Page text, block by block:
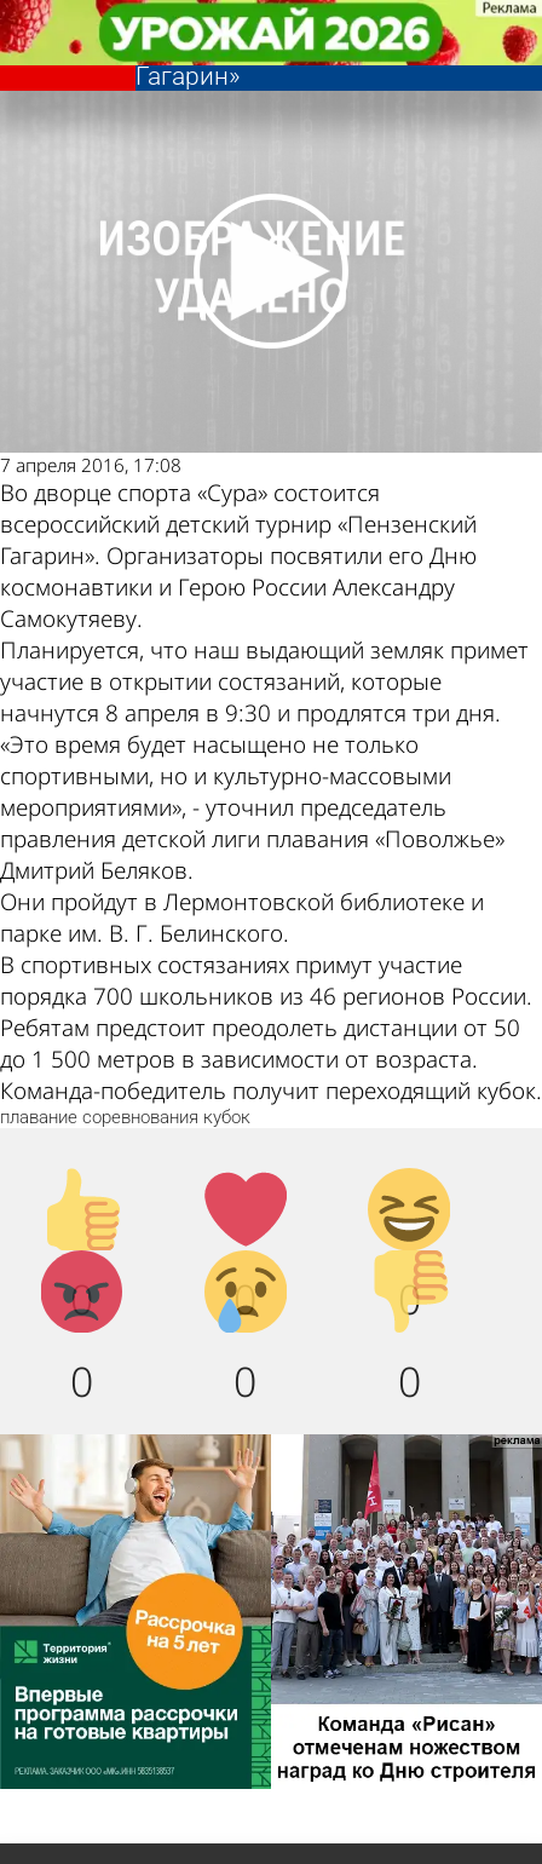
Более 700 пловцов примут
участие турнире «Пензенский
Гагарин»
Спорт
7 апреля 2016, 17:08
Во дворце спорта «Сура» состоится
всероссийский детский турнир «Пензенский
Гагарин». Организаторы посвятили его Дню
космонавтики и Герою России Александру
Самокутяеву.
Планируется, что наш выдающий земляк примет
участие в открытии состязаний, которые
начнутся 8 апреля в 9:30 и продлятся три дня.
«Это время будет насыщено не только
спортивными, но и культурно-массовыми
мероприятиями», - уточнил председатель
правления детской лиги плавания «Поволжье»
Дмитрий Беляков.
Они пройдут в Лермонтовской библиотеке и
парке им. В. Г. Белинского.
В спортивных состязаниях примут участие
порядка 700 школьников из 46 регионов России.
Ребятам предстоит преодолеть дистанции от 50
до 1 500 метров в зависимости от возраста.
Команда-победитель получит переходящий кубок.
плавание соревнования кубок
Палец
вверх!
0
Лайк!
0
Дикий
смех!
0
Агрессия!
0
Грусть
:(
0
Палец
вниз!
0
Более 700 пловцов примут
участие турнире «Пензенский
Гагарин»
Спорт
Другие новости по
теме
Погода и курсы
валют в Пензе